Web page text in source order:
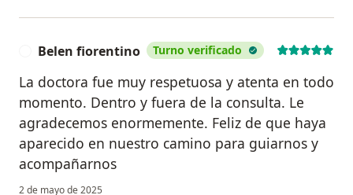
Belen fiorentino Turno verificado
La doctora fue muy respetuosa y atenta en todo
momento. Dentro y fuera de la consulta. Le
agradecemos enormemente. Feliz de que haya
aparecido en nuestro camino para guiarnos y
acompañarnos
2 de mayo de 2025